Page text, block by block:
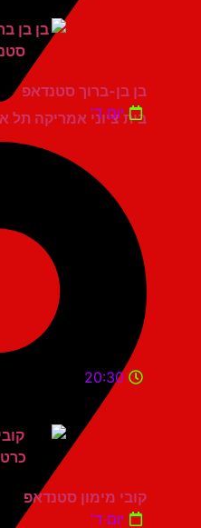
בית ציוני אמריקה תל אביב
בן בן-ברוך סטנדאפ
יום ד'
20:30
קובי מימון סטנדאפ
יום ד'